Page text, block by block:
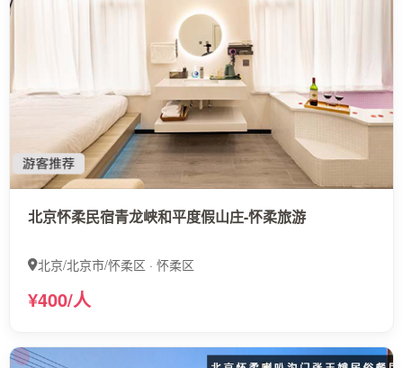
北京怀柔民宿青龙峡和平度假山庄-怀柔旅游
北京/北京市/怀柔区 · 怀柔区
¥400/人